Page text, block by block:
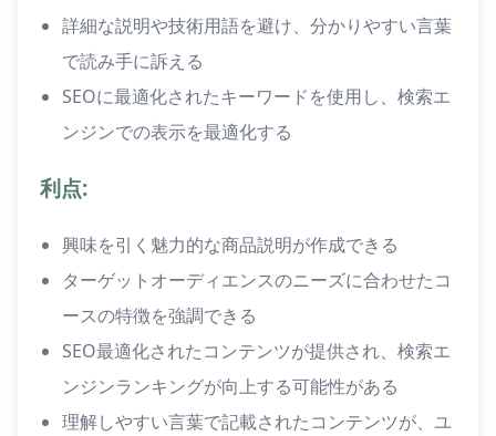
詳細な説明や技術用語を避け、分かりやすい言葉
で読み手に訴える
SEOに最適化されたキーワードを使用し、検索エ
ンジンでの表示を最適化する
利点:
興味を引く魅力的な商品説明が作成できる
ターゲットオーディエンスのニーズに合わせたコ
ースの特徴を強調できる
SEO最適化されたコンテンツが提供され、検索エ
ンジンランキングが向上する可能性がある
理解しやすい言葉で記載されたコンテンツが、ユ